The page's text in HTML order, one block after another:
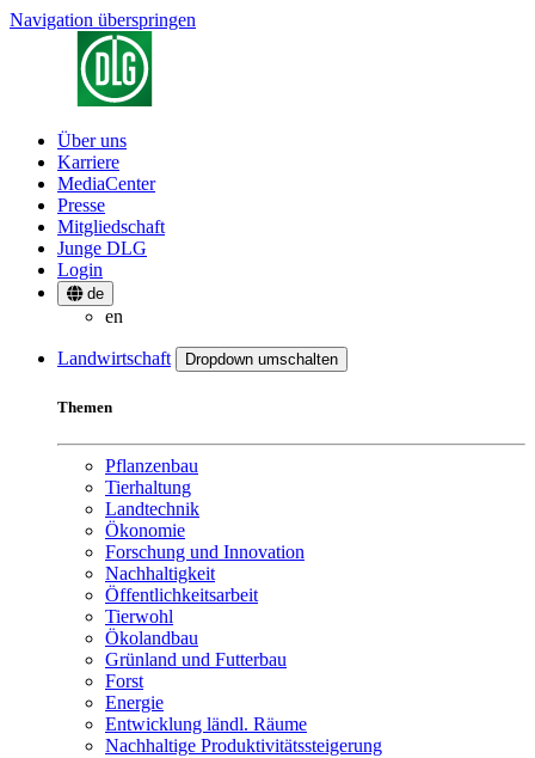
Navigation überspringen
Über uns
Karriere
MediaCenter
Presse
Mitgliedschaft
Junge DLG
Login
de
en
Landwirtschaft Dropdown umschalten
Themen
Pflanzenbau
Tierhaltung
Landtechnik
Ökonomie
Forschung und Innovation
Nachhaltigkeit
Öffentlichkeitsarbeit
Tierwohl
Ökolandbau
Grünland und Futterbau
Forst
Energie
Entwicklung ländl. Räume
Nachhaltige Produktivitätssteigerung